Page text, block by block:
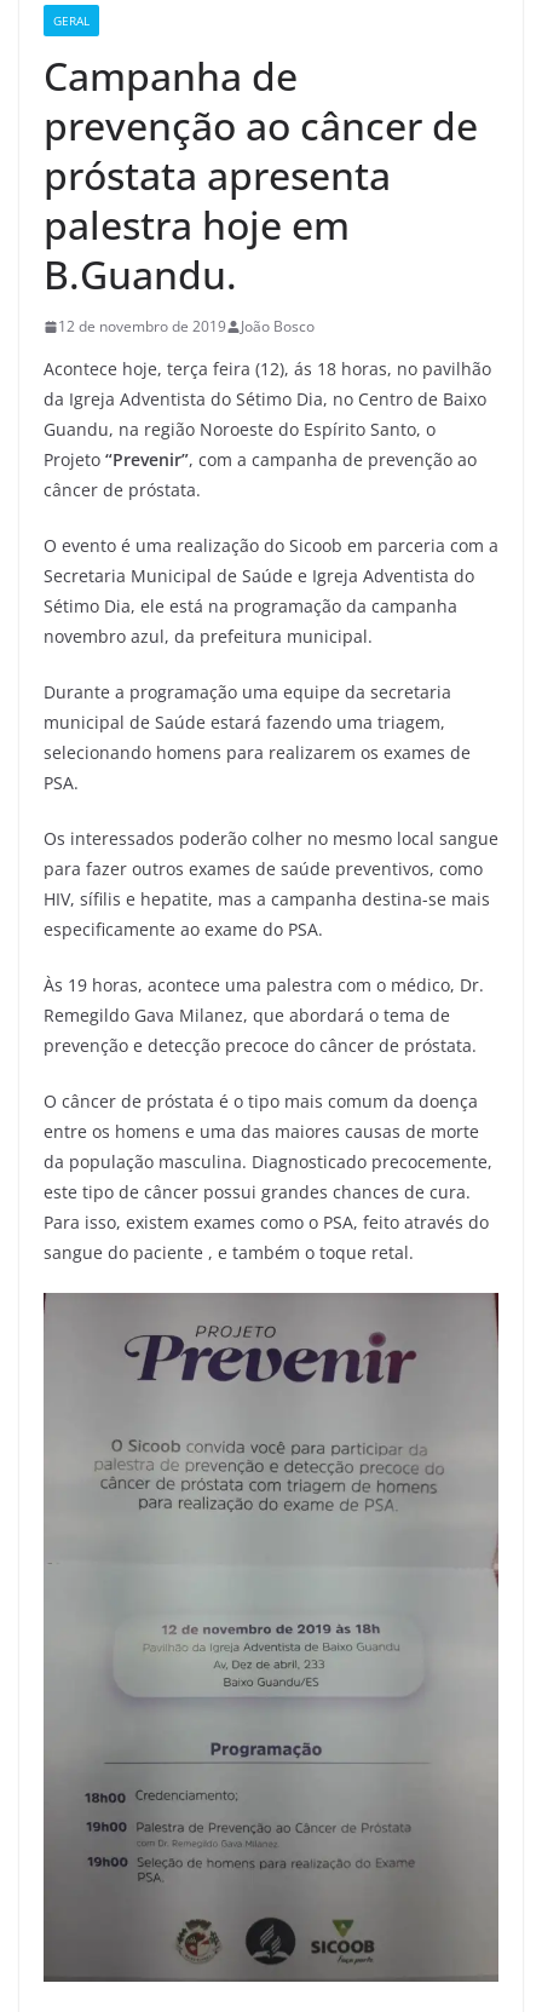
GERAL
Campanha de
prevenção ao câncer de
próstata apresenta
palestra hoje em
B.Guandu.
12 de novembro de 2019 João Bosco
Acontece hoje, terça feira (12), ás 18 horas, no pavilhão
da Igreja Adventista do Sétimo Dia, no Centro de Baixo
Guandu, na região Noroeste do Espírito Santo, o
Projeto “Prevenir”, com a campanha de prevenção ao
câncer de próstata.
O evento é uma realização do Sicoob em parceria com a
Secretaria Municipal de Saúde e Igreja Adventista do
Sétimo Dia, ele está na programação da campanha
novembro azul, da prefeitura municipal.
Durante a programação uma equipe da secretaria
municipal de Saúde estará fazendo uma triagem,
selecionando homens para realizarem os exames de
PSA.
Os interessados poderão colher no mesmo local sangue
para fazer outros exames de saúde preventivos, como
HIV, sífilis e hepatite, mas a campanha destina-se mais
especificamente ao exame do PSA.
Às 19 horas, acontece uma palestra com o médico, Dr.
Remegildo Gava Milanez, que abordará o tema de
prevenção e detecção precoce do câncer de próstata.
O câncer de próstata é o tipo mais comum da doença
entre os homens e uma das maiores causas de morte
da população masculina. Diagnosticado precocemente,
este tipo de câncer possui grandes chances de cura.
Para isso, existem exames como o PSA, feito através do
sangue do paciente , e também o toque retal.